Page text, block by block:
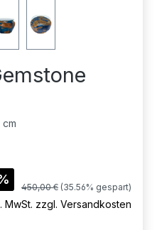
Regulärer Preis:
450,00 € (35.56% gespart)
MwSt. zzgl. Versandkosten